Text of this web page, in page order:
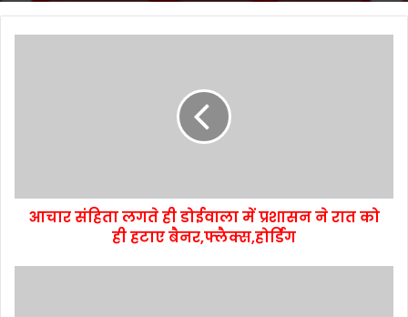
आचार संहिता लगते ही डोईवाला में प्रशासन ने रात को
ही हटाए बैनर,फ्लैक्स,होर्डिंग